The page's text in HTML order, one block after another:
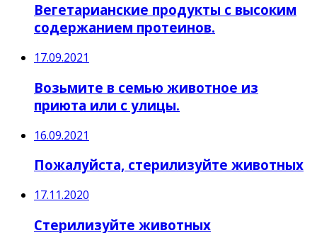
Вегетарианские продукты с высоким
содержанием протеинов.
17.09.2021
Возьмите в семью животное из
приюта или с улицы.
16.09.2021
Пожалуйста, стерилизуйте животных
17.11.2020
Стерилизуйте животных